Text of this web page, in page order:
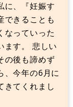
に、『妊娠す
できることも
なっていった
ます。 悲しい
の後も諦めず
、今年の6月に
きてくれまし